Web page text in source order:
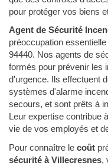
pour protéger vos biens
Agent de Sécurité
préoccupation
94440. Nos agents de
formés pour prévenir les
d'urgence. Ils effectuent
systèmes d'alarme
secours, et sont prêts à
Leur expertise contribue
vie de vos employés et
Pour connaître le coût
sécurité à Villecresnes,